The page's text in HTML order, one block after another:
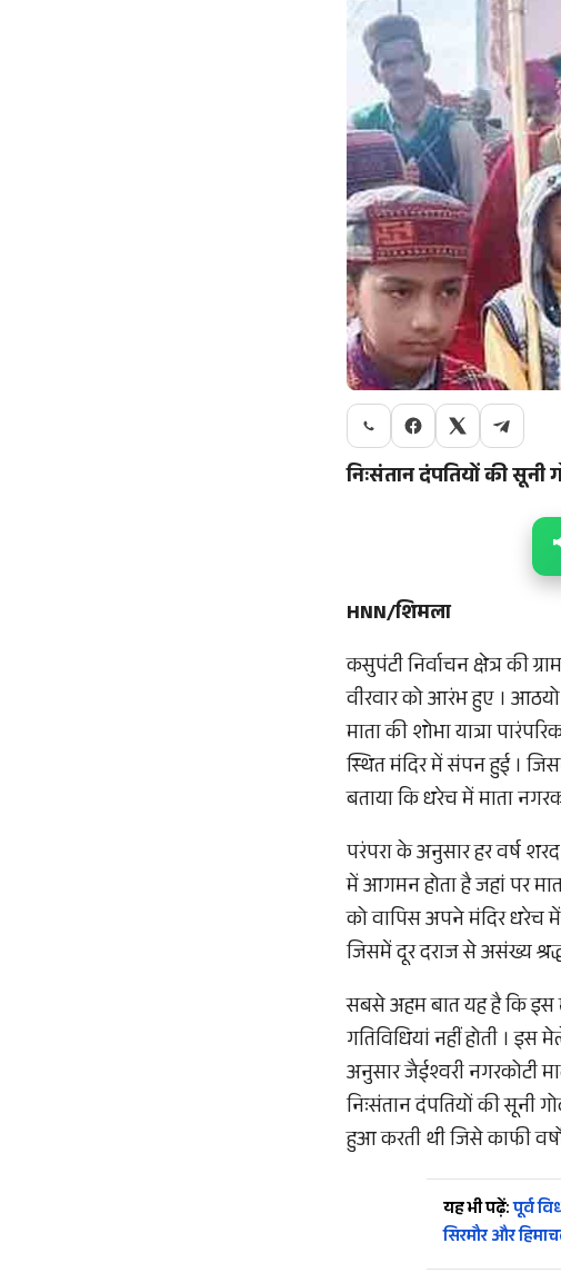
निःसंतान दंपतियों की सूनी
HNN/शिमला
कसुपंटी निर्वाचन क्षेत्र की
वीरवार को आरंभ हुए । आठयो
माता की शोभा यात्रा
स्थित मंदिर में संपन हुई ।
बताया कि धरेच में माता
परंपरा के अनुसार हर वर्ष शरद
में आगमन होता है जहां पर
को वापिस अपने मंदिर धरेच में
जिसमें दूर दराज से असंख्य
सबसे अहम बात यह है कि इस
गतिविधियां नहीं होती ।
अनुसार जैईश्वरी नगरकोटी
निःसंतान दंपतियों की सूनी
हुआ करती थी जिसे काफी
यह भी पढ़ें:पूर्व
सिरमौर और